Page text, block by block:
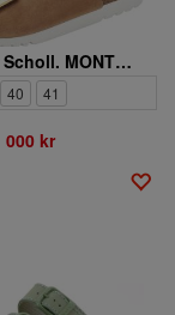
Sandaler Scholl. MONTEREY 2 STRAPS AD
40 41
000 kr